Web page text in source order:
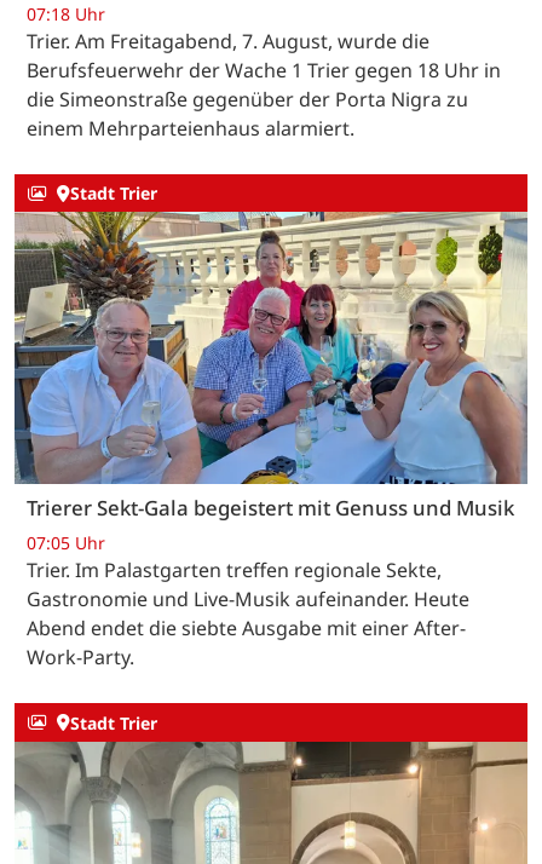
07:18 Uhr
Trier. Am Freitagabend, 7. August, wurde die
Berufsfeuerwehr der Wache 1 Trier gegen 18 Uhr in
die Simeonstraße gegenüber der Porta Nigra zu
einem Mehrparteienhaus alarmiert.
Stadt Trier
Trierer Sekt-Gala begeistert mit Genuss und Musik
07:05 Uhr
Trier. Im Palastgarten treffen regionale Sekte,
Gastronomie und Live-Musik aufeinander. Heute
Abend endet die siebte Ausgabe mit einer After-
Work-Party.
Stadt Trier